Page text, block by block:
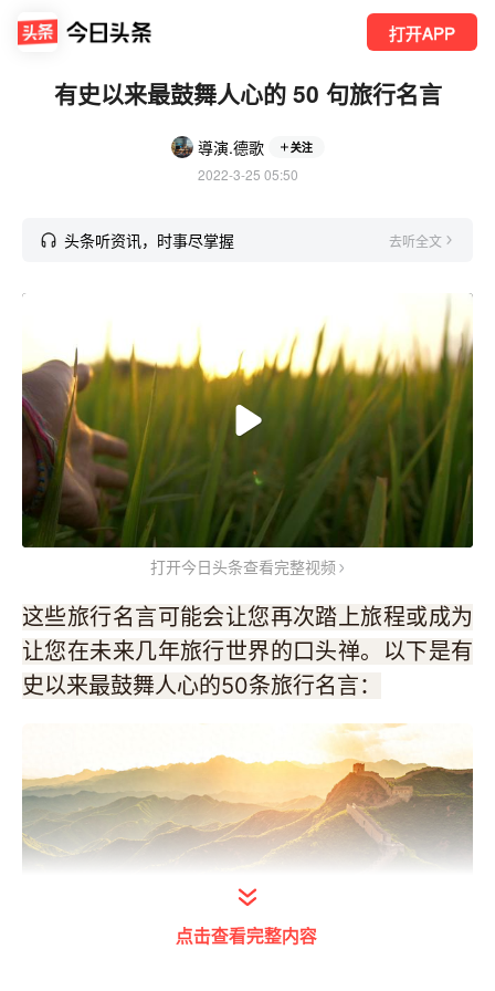
打开APP
有史以来最鼓舞人心的 50 句旅行名言
導演.德歌 关注
2022-3-25 05:50
头条听资讯，时事尽掌握 去听全文
打开今日头条查看完整视频
这些旅行名言可能会让您再次踏上旅程或成为
让您在未来几年旅行世界的口头禅。以下是有
史以来最鼓舞人心的50条旅行名言：
点击查看完整内容